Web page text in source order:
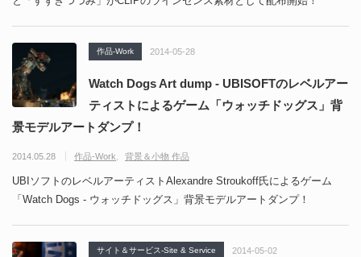
作品-Work 2014-05-28
Watch Dogs Art dump - UBISOFTのレベルアー
ティストによるゲーム「ウォッチドッグス」背
景モデルアートダンプ！
2014.05.28 作品-Work 背景＆小物 作品
UBIソフトのレベルアーティストAlexandre Stroukoff氏によるゲーム
「Watch Dogs - ウォッチドッグス」背景モデルアートダンプ！
サイト＆サービス-Site & Service 2014-05-02